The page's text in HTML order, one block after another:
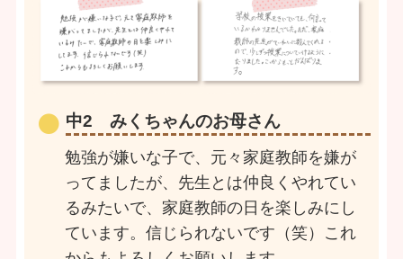
中2 みくちゃんのお母さん
勉強が嫌いな子で、元々家庭教師を嫌が
ってましたが、先生とは仲良くやれてい
るみたいで、家庭教師の日を楽しみにし
ています。信じられないです（笑）これ